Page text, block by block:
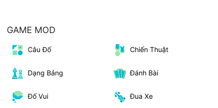
GAME MOD
Câu Đố Chiến Thuật
Dạng Bảng Đánh Bài
Đố Vui Đua Xe